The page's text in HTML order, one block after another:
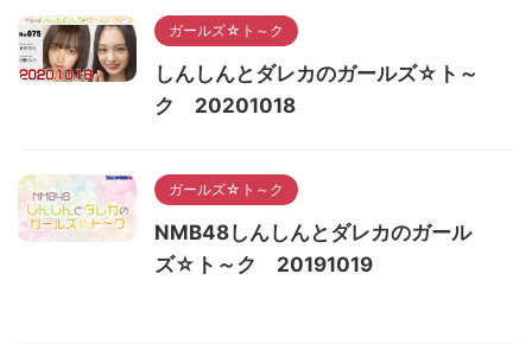
ガールズ☆ト～ク
しんしんとダレカのガールズ☆ト～
ク 20201018
ガールズ☆ト～ク
NMB48しんしんとダレカのガール
ズ☆ト～ク 20191019